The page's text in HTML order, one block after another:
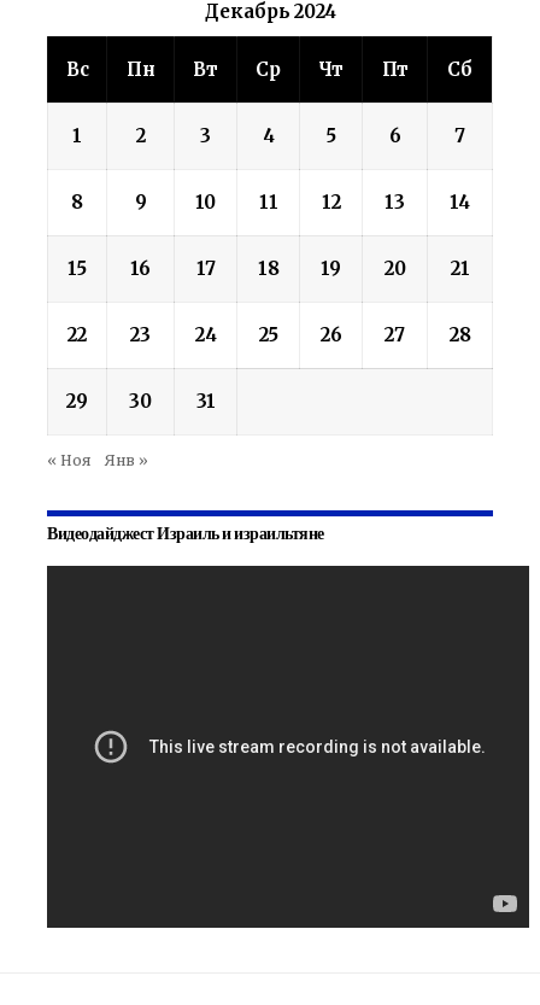
Декабрь 2024
Вс Пн Вт Ср Чт Пт Сб
1 2 3 4 5 6 7
8 9 10 11 12 13 14
15 16 17 18 19 20 21
22 23 24 25 26 27 28
29 30 31
« Ноя Янв »
Видеодайджест Израиль и израильтяне